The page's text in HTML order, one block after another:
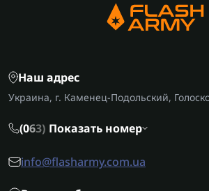
Наш адрес
Украина, г. Каменец-Подольский,
(063) Показать номер
info@flasharmy.com.ua